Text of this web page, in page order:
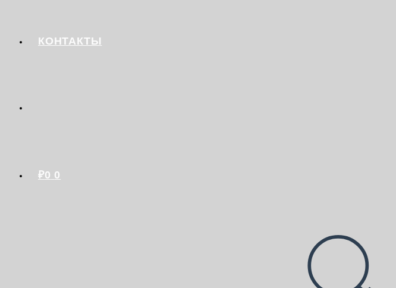
КОНТАКТЫ
₽0 0